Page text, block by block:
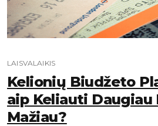
LAISVALAIKIS
Kelionių Biudžeto
Aip Keliauti
Mažiau?